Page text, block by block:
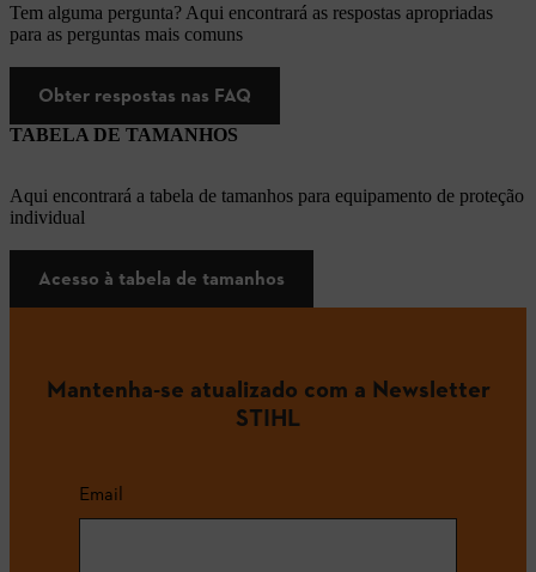
Tem alguma pergunta? Aqui encontrará as respostas apropriadas
para as perguntas mais comuns
Obter respostas nas FAQ
TABELA DE TAMANHOS
Aqui encontrará a tabela de tamanhos para equipamento de proteção
individual
Acesso à tabela de tamanhos
Mantenha-se atualizado com a Newsletter
STIHL
Email